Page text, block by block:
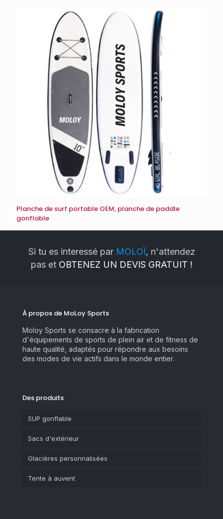
Planche de surf portable OEM, planche de paddle
gonflable
Si tu es interessé par MOLOÏ, n'attendez
pas et OBTENEZ UN DEVIS GRATUIT !
À propos de MoLoy Sports
Moloy Sports se consacre à la fabrication
d'équipements de sports de plein air et de fitness de
haute qualité, adaptés pour répondre aux besoins
des modes de vie actifs dans le monde entier.
Des produits
SUP gonflable
Sacs d'extérieur
Glacières personnalisées
Tente à auvent